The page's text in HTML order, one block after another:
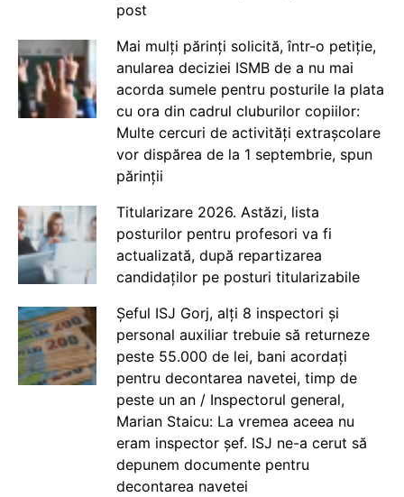
post
Mai mulți părinți solicită, într-o petiție,
anularea deciziei ISMB de a nu mai
acorda sumele pentru posturile la plata
cu ora din cadrul cluburilor copiilor:
Multe cercuri de activități extrașcolare
vor dispărea de la 1 septembrie, spun
părinții
Titularizare 2026. Astăzi, lista
posturilor pentru profesori va fi
actualizată, după repartizarea
candidaților pe posturi titularizabile
Șeful ISJ Gorj, alți 8 inspectori și
personal auxiliar trebuie să returneze
peste 55.000 de lei, bani acordați
pentru decontarea navetei, timp de
peste un an / Inspectorul general,
Marian Staicu: La vremea aceea nu
eram inspector șef. ISJ ne-a cerut să
depunem documente pentru
decontarea navetei